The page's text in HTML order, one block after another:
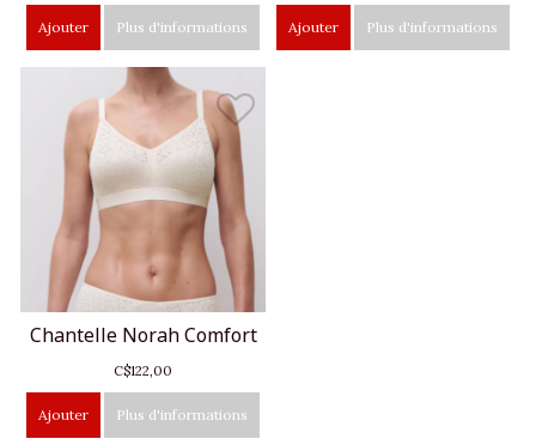
Ajouter Plus d'informations Ajouter Plus d'informations
Chantelle Norah Comfort
C$122,00
Ajouter Plus d'informations